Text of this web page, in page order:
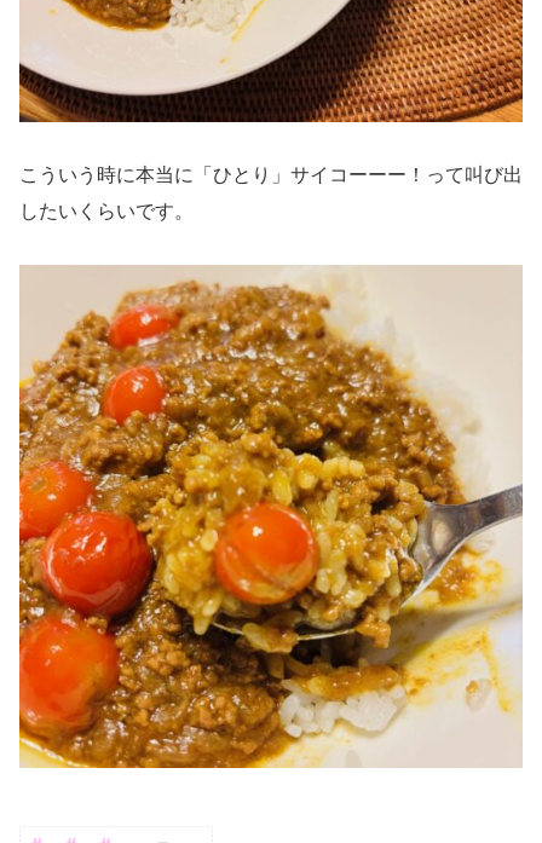
こういう時に本当に「ひとり」サイコーーー！って叫び出
したいくらいです。